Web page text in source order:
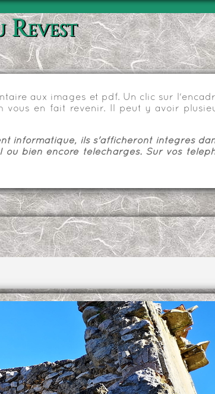
Revest
aux images et pdf. Un clic sur
vous en fait revenir. Il peut y avoir
informatique, ils s'afficheront intégrés
bien encore téléchargés. Sur vos